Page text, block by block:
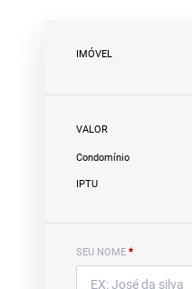
IMÓVEL
VALOR
Condomínio
IPTU
SEU NOME *